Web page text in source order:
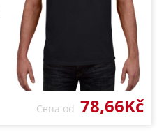
Cena od 78,66Kč